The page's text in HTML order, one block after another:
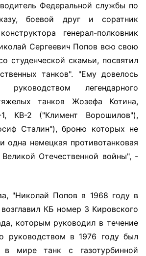
Федеральной службы по
боевой друг и соратник
генерал-полковник
Сергеевич Попов всю свою
студенческой скамьи, посвятил
танков". "Ему довелось
легендарного
танков Жозефа Котина,
1, КВ-2 ("Климент Ворошилов"),
Сталин"), броню которых не
одна немецкая противотанковая
Отечественной войны", -
"Николай Попов в 1968 году в
КБ номер 3 Кировского
которым руководил в течение
руководством в 1976 году был
в мире танк с газотурбинной